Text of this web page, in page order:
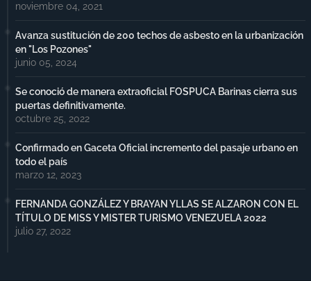
noviembre 04, 2021
Avanza sustitución de 200 techos de asbesto en la urbanización
en "Los Pozones"
junio 05, 2024
Se conoció de manera extraoficial FOSPUCA Barinas cierra sus
puertas definitivamente.
octubre 25, 2022
Confirmado en Gaceta Oficial incremento del pasaje urbano en
todo el país
marzo 12, 2023
FERNANDA GONZÁLEZ Y BRAYAN YLLAS SE ALZARON CON EL
TÍTULO DE MISS Y MISTER TURISMO VENEZUELA 2022
julio 27, 2022